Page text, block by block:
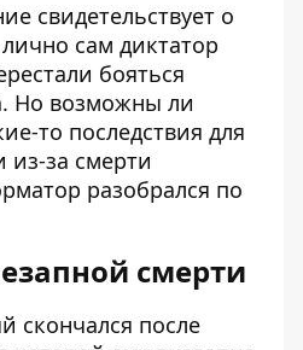
свидетельствует о
сам диктатор
бояться
Но возможны ли
то последствия для
из-за смерти
разобрался по
смерти
скончался после